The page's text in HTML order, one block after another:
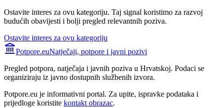
Ostavite interes za ovu kategoriju. Taj signal koristimo za razvoj
budućih obavijesti i bolji pregled relevantnih poziva.
Ostavite interes za ovu kategoriju
Potpore.euNatječaji, potpore i javni pozivi
Pregled potpora, natječaja i javnih poziva u Hrvatskoj. Podaci se
organiziraju iz javno dostupnih službenih izvora.
Potpore.eu je informativni portal. Za upite, ispravke podataka i
prijedloge koristite kontakt obrazac.